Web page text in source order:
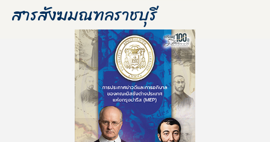
สารสังฆมณฑลราชบุรี